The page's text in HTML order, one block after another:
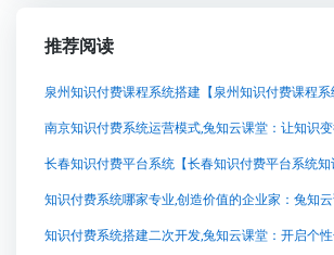
推荐阅读
南京知识付费系统运营模式,兔知云课堂：让知识
知识付费系统哪家专业,创造价值的企业家：兔知
知识付费系统搭建二次开发,兔知云课堂：开启个